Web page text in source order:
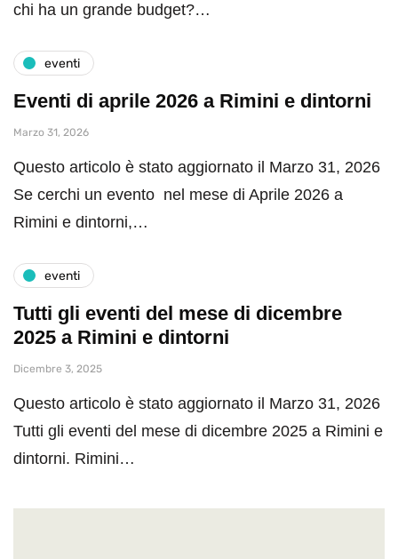
chi ha un grande budget?…
eventi
Eventi di aprile 2026 a Rimini e dintorni
Marzo 31, 2026
Questo articolo è stato aggiornato il Marzo 31, 2026
Se cerchi un evento nel mese di Aprile 2026 a
Rimini e dintorni,…
eventi
Tutti gli eventi del mese di dicembre
2025 a Rimini e dintorni
Dicembre 3, 2025
Questo articolo è stato aggiornato il Marzo 31, 2026
Tutti gli eventi del mese di dicembre 2025 a Rimini e
dintorni. Rimini…